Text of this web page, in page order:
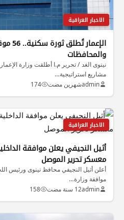
الاخبار العراقية
والمحافظات
نينوى الغد / تحرير م.ا أطلقت وزارة
مشاريع استراتيجية…
adminشهرين مضت 174
الاخبار العراقية
أثيل النجيفي يعلن موافقة
معسكر تحرير الموصل
أعلن أثيل النجيفي محافظ نينوى ورئيس
موافقة وزارة…
admin12 سنة مضت 158